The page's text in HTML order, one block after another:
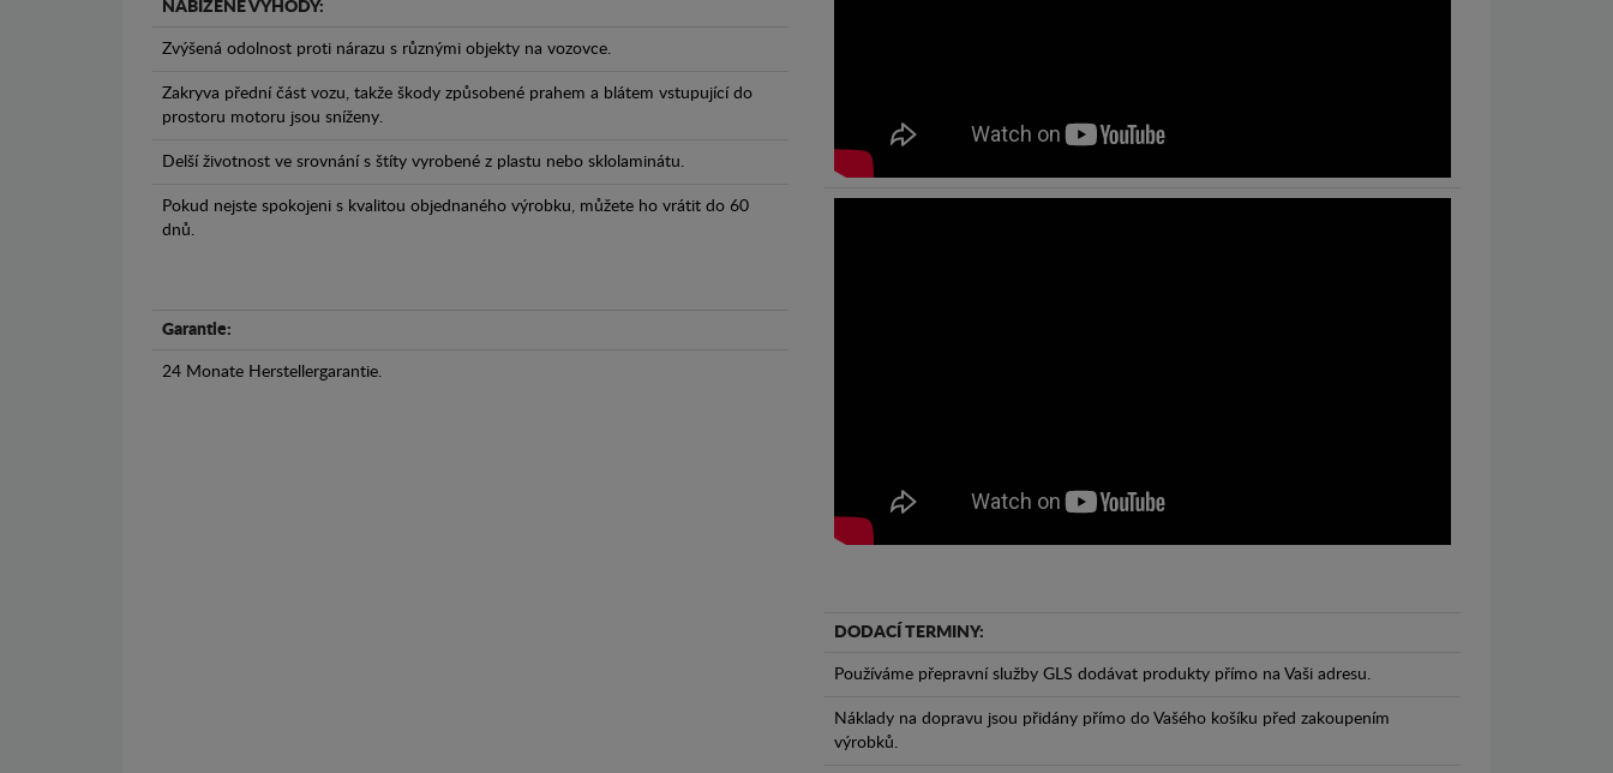
NABÍZENÉ VÝHODY:
Zvýšená odolnost proti nárazu s různými objekty na vozovce.
Zakryva přední část vozu, takže škody způsobené prahem a blátem vstupující do
prostoru motoru jsou sníženy.
Delší životnost ve srovnání s štíty vyrobené z plastu nebo sklolaminátu.
Pokud nejste spokojeni s kvalitou objednaného výrobku, můžete ho vrátit do 60
dnů.
Garantie:
24 Monate Herstellergarantie.
DODACÍ TERMINY:
Používáme přepravní služby GLS dodávat produkty přímo na Vaši adresu.
Náklady na dopravu jsou přidány přímo do Vašého košíku před zakoupením
výrobků.